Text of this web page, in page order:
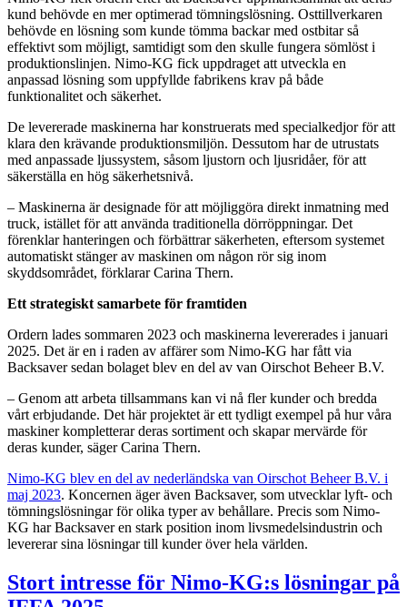
kund behövde en mer optimerad tömningslösning. Osttillverkaren
behövde en lösning som kunde tömma backar med ostbitar så
effektivt som möjligt, samtidigt som den skulle fungera sömlöst i
produktionslinjen. Nimo-KG fick uppdraget att utveckla en
anpassad lösning som uppfyllde fabrikens krav på både
funktionalitet och säkerhet.
De levererade maskinerna har konstruerats med specialkedjor för att
klara den krävande produktionsmiljön. Dessutom har de utrustats
med anpassade ljussystem, såsom ljustorn och ljusridåer, för att
säkerställa en hög säkerhetsnivå.
– Maskinerna är designade för att möjliggöra direkt inmatning med
truck, istället för att använda traditionella dörröppningar. Det
förenklar hanteringen och förbättrar säkerheten, eftersom systemet
automatiskt stänger av maskinen om någon rör sig inom
skyddsområdet, förklarar Carina Thern.
Ett strategiskt samarbete för framtiden
Ordern lades sommaren 2023 och maskinerna levererades i januari
2025. Det är en i raden av affärer som Nimo-KG har fått via
Backsaver sedan bolaget blev en del av van Oirschot Beheer B.V.
– Genom att arbeta tillsammans kan vi nå fler kunder och bredda
vårt erbjudande. Det här projektet är ett tydligt exempel på hur våra
maskiner kompletterar deras sortiment och skapar mervärde för
deras kunder, säger Carina Thern.
Nimo-KG blev en del av nederländska van Oirschot Beheer B.V. i
maj 2023. Koncernen äger även Backsaver, som utvecklar lyft- och
tömningslösningar för olika typer av behållare. Precis som Nimo-
KG har Backsaver en stark position inom livsmedelsindustrin och
levererar sina lösningar till kunder över hela världen.
Stort intresse för Nimo-KG:s lösningar på